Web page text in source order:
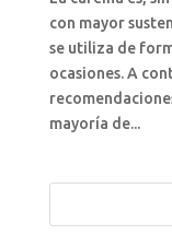
con mayor
se utiliza de
ocasiones. A
mayoría de...